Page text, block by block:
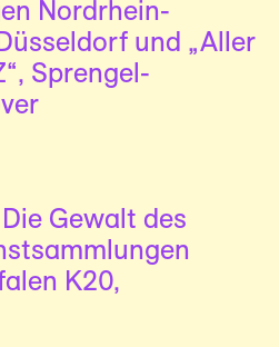
Gewalt des
K20,
Nordrhein-
und „Aller
Sprengel-